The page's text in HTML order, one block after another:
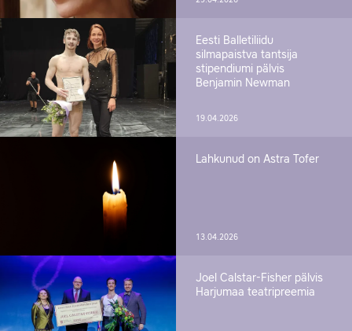
Eesti Balletiliidu
silmapaistva tantsija
stipendiumi pälvis
Benjamin Newman
19.04.2026
Lahkunud on Astra Tofer
13.04.2026
Joel Calstar-Fisher pälvis
Harjumaa teatripreemia